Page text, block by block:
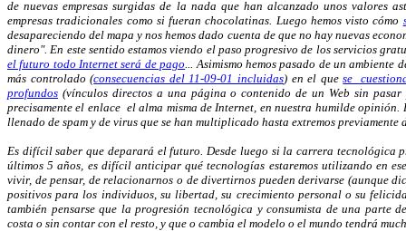
de nuevas empresas surgidas de la nada que han alcanzado unos valores
empresas tradicionales como si fueran chocolatinas. Luego hemos visto cómo
desapareciendo del mapa y nos hemos dado cuenta de que no hay nuevas
dinero". En este sentido estamos viendo el paso progresivo de los servicios
el futuro todo Internet será de pago ... Asimismo hemos pasado de un
más controlado (consecuencias del 11-09-01 incluidas) en el quese
profundos (vínculos directos a una página o contenido de un Web sin
precisamente el enlace el alma misma de Internet, en nuestra humilde
llenado de spam y de virus que se han multiplicado hasta extremos previamente
Es difícil saber que deparará el futuro. Desde luego si la carrera tecnológica
últimos 5 años, es difícil anticipar qué tecnologías estaremos utilizando en
vivir, de pensar, de relacionarnos o de divertirnos pueden derivarse (aunque
positivos para los individuos, su libertad, su crecimiento personal o su
también pensarse que la progresión tecnológica y consumista de una parte
costa o sin contar con el resto, y que o cambia el modelo o el mundo tendrá